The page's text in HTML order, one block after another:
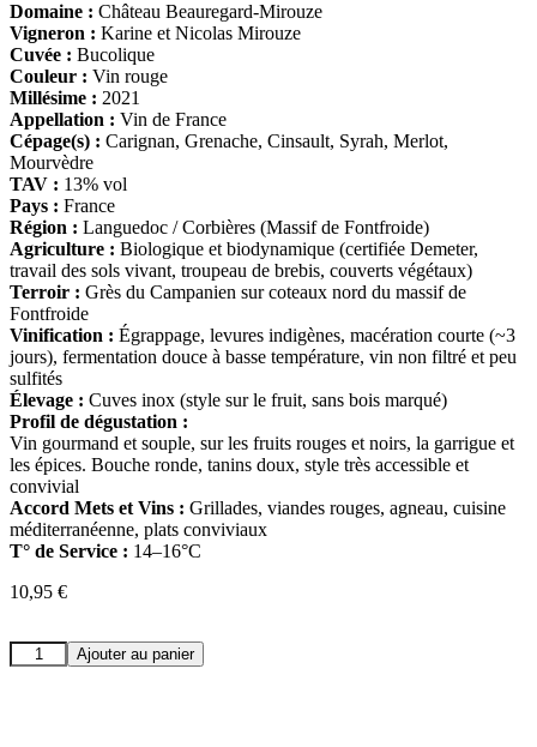
Domaine : Château Beauregard-Mirouze
Vigneron : Karine et Nicolas Mirouze
Cuvée : Bucolique
Couleur : Vin rouge
Millésime : 2021
Appellation : Vin de France
Cépage(s) : Carignan, Grenache, Cinsault, Syrah, Merlot,
Mourvèdre
TAV : 13% vol
Pays : France
Région : Languedoc / Corbières (Massif de Fontfroide)
Agriculture : Biologique et biodynamique (certifiée Demeter,
travail des sols vivant, troupeau de brebis, couverts végétaux)
Terroir : Grès du Campanien sur coteaux nord du massif de
Fontfroide
Vinification : Égrappage, levures indigènes, macération courte (~3
jours), fermentation douce à basse température, vin non filtré et peu
sulfités
Élevage : Cuves inox (style sur le fruit, sans bois marqué)
Profil de dégustation :
Vin gourmand et souple, sur les fruits rouges et noirs, la garrigue et
les épices. Bouche ronde, tanins doux, style très accessible et
convivial
Accord Mets et Vins : Grillades, viandes rouges, agneau, cuisine
méditerranéenne, plats conviviaux
T° de Service : 14–16°C
10,95 €
quantité
de
Ajouter au panier